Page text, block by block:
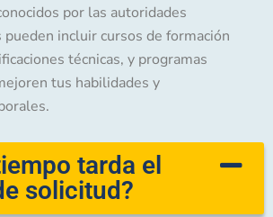
por las autoridades
pueden incluir cursos de formación
técnicas, y programas
tus habilidades y
tarda el
solicitud?